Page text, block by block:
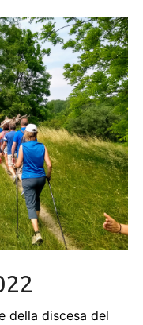
della discesa del